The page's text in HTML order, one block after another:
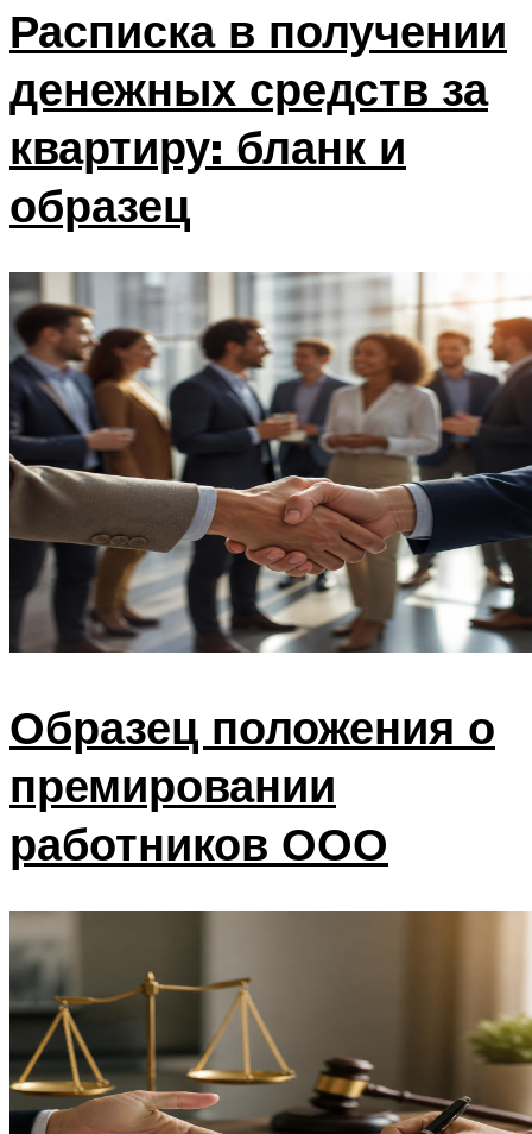
Расписка в получении
денежных средств за
квартиру: бланк и
образец
Образец положения о
премировании
работников ООО